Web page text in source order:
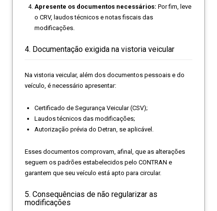
Apresente os documentos necessários: Por fim, leve
o CRV, laudos técnicos e notas fiscais das
modificações.
4. Documentação exigida na vistoria veicular
Na vistoria veicular, além dos documentos pessoais e do
veículo, é necessário apresentar:
Certificado de Segurança Veicular (CSV);
Laudos técnicos das modificações;
Autorização prévia do Detran, se aplicável.
Esses documentos comprovam, afinal, que as alterações
seguem os padrões estabelecidos pelo CONTRAN e
garantem que seu veículo está apto para circular.
5. Consequências de não regularizar as
modificações